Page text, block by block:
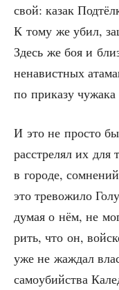
свой: казак
К тому же убил,
Здесь же боя и
нена­вист­ных
по при­ка­зу
И это не про­сто
рас­стре­лял их для
в горо­де,
это тре­во­жи­ло
думая о нём, не
рить, что он,
уже не жаж­дал
само­убий­ства